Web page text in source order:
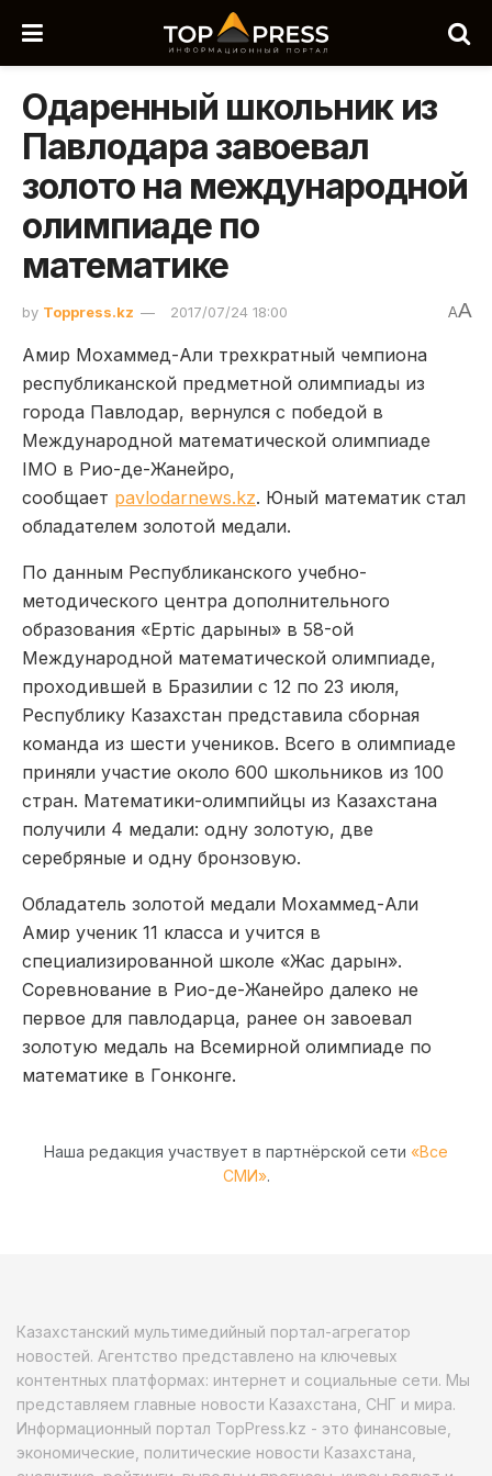
Одаренный школьник из
Павлодара завоевал
золото на международной
олимпиаде по
математике
by Toppress.kz 2017/07/24 18:00 AA
Амир Мохаммед-Али трехкратный чемпиона
республиканской предметной олимпиады из
города Павлодар, вернулся с победой в
Международной математической олимпиаде
IMO в Рио-де-Жанейро,
сообщает pavlodarnews.kz. Юный математик стал
обладателем золотой медали.
По данным Республиканского учебно-
методического центра дополнительного
образования «Ертiс дарыны» в 58-ой
Международной математической олимпиаде,
проходившей в Бразилии с 12 по 23 июля,
Республику Казахстан представила сборная
команда из шести учеников. Всего в олимпиаде
приняли участие около 600 школьников из 100
стран. Математики-олимпийцы из Казахстана
получили 4 медали: одну золотую, две
серебряные и одну бронзовую.
Обладатель золотой медали Мохаммед-Али
Амир ученик 11 класса и учится в
специализированной школе «Жас дарын».
Соревнование в Рио-де-Жанейро далеко не
первое для павлодарца, ранее он завоевал
золотую медаль на Всемирной олимпиаде по
математике в Гонконге.
Наша редакция участвует в партнёрской сети «Все
СМИ».
Казахстанский мультимедийный портал-агрегатор
новостей. Агентство представлено на ключевых
контентных платформах: интернет и социальные сети. Мы
представляем главные новости Казахстана, СНГ и мира.
Информационный портал TopPress.kz - это финансовые,
экономические, политические новости Казахстана,